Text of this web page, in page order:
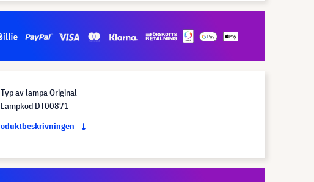
Typ av lampa Original
Lampkod DT00871